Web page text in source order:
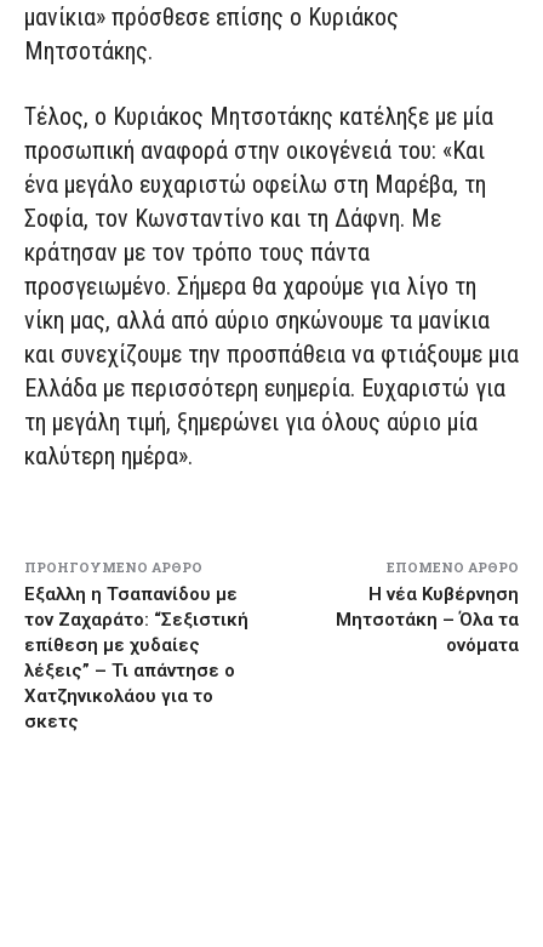
μανίκια» πρόσθεσε επίσης ο Κυριάκος
Μητσοτάκης.
Τέλος, ο Κυριάκος Μητσοτάκης κατέληξε με μία
προσωπική αναφορά στην οικογένειά του: «Και
ένα μεγάλο ευχαριστώ οφείλω στη Μαρέβα, τη
Σοφία, τον Κωνσταντίνο και τη Δάφνη. Με
κράτησαν με τον τρόπο τους πάντα
προσγειωμένο. Σήμερα θα χαρούμε για λίγο τη
νίκη μας, αλλά από αύριο σηκώνουμε τα μανίκια
και συνεχίζουμε την προσπάθεια να φτιάξουμε μια
Ελλάδα με περισσότερη ευημερία. Ευχαριστώ για
τη μεγάλη τιμή, ξημερώνει για όλους αύριο μία
καλύτερη ημέρα».
ΠΡΟΗΓΟΎΜΕΝΟ ΆΡΘΡΟ
Εξαλλη η Τσαπανίδου με
τον Ζαχαράτο: “Σεξιστική
επίθεση με χυδαίες
λέξεις” – Τι απάντησε ο
Χατζηνικολάου για το
σκετς
ΕΠΌΜΕΝΟ ΆΡΘΡΟ
Η νέα Κυβέρνηση
Μητσοτάκη – Όλα τα
ονόματα